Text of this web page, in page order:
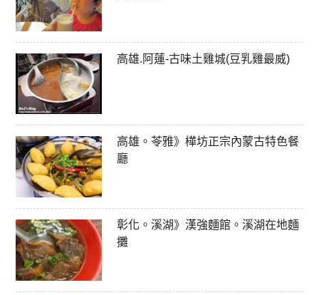
高雄.阿蓮-古味土雞城(豆乳雞最威)
高雄。苓雅》樺坊正宗內蒙古特色餐
廳
彰化。溪湖》漢強麵館。溪湖在地麵
攤